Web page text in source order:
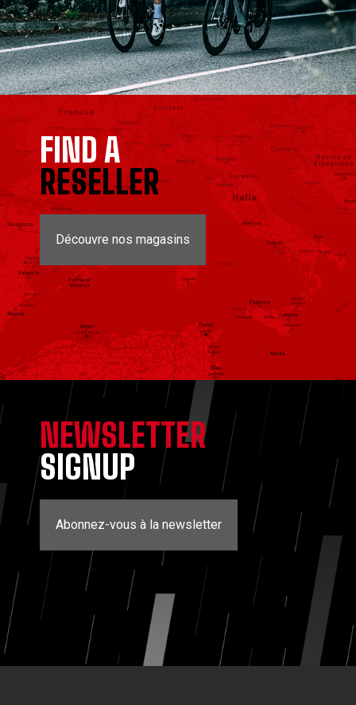
FIND A
RESELLER
Découvre nos magasins
NEWSLETTER
SIGNUP
Abonnez-vous à la newsletter